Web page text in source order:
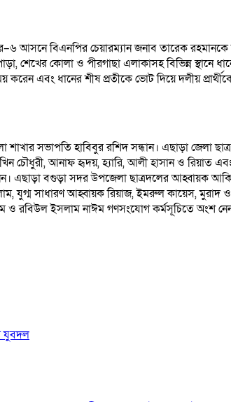
আসনে বিএনপির চেয়ারম্যান জনাব তারেক রহমানকে
শেখের কোলা ও পীরগাছা এলাকাসহ বিভিন্ন স্থানে
করেন এবং ধানের শীষ প্রতীকে ভোট দিয়ে দলীয়
শাখার সভাপতি হাবিবুর রশিদ সন্ধান। এছাড়া
চৌধুরী, আনাফ হৃদয়, হ্যারি, আলী হাসান ও
এছাড়া বগুড়া সদর উপজেলা ছাত্রদলের আহ্বায়ক
সাধারণ আহ্বায়ক রিয়াজ, ইমরুল কায়েস, মুরাদ ও
রবিউল ইসলাম নাঈম গণসংযোগ কর্মসূচিতে অংশ
যুবদল